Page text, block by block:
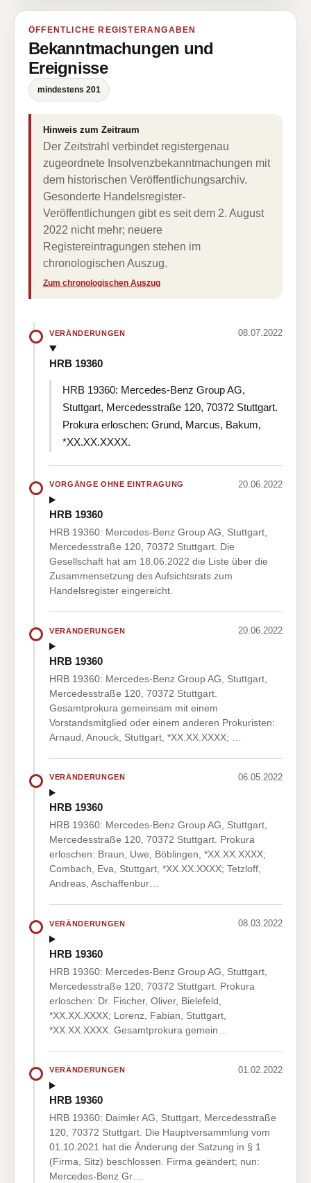
ÖFFENTLICHE REGISTERANGABEN
Bekanntmachungen und
Ereignisse
mindestens 201
Hinweis zum Zeitraum
Der Zeitstrahl verbindet registergenau
zugeordnete Insolvenzbekanntmachungen mit
dem historischen Veröffentlichungsarchiv.
Gesonderte Handelsregister-
Veröffentlichungen gibt es seit dem 2. August
2022 nicht mehr; neuere
Registereintragungen stehen im
chronologischen Auszug.
Zum chronologischen Auszug
VERÄNDERUNGEN 08.07.2022
HRB 19360
HRB 19360: Mercedes-Benz Group AG,
Stuttgart, Mercedesstraße 120, 70372 Stuttgart.
Prokura erloschen: Grund, Marcus, Bakum,
*XX.XX.XXXX.
VORGÄNGE OHNE EINTRAGUNG 20.06.2022
HRB 19360
HRB 19360: Mercedes-Benz Group AG, Stuttgart,
Mercedesstraße 120, 70372 Stuttgart. Die
Gesellschaft hat am 18.06.2022 die Liste über die
Zusammensetzung des Aufsichtsrats zum
Handelsregister eingereicht.
VERÄNDERUNGEN 20.06.2022
HRB 19360
HRB 19360: Mercedes-Benz Group AG, Stuttgart,
Mercedesstraße 120, 70372 Stuttgart.
Gesamtprokura gemeinsam mit einem
Vorstandsmitglied oder einem anderen Prokuristen:
Arnaud, Anouck, Stuttgart, *XX.XX.XXXX; …
VERÄNDERUNGEN 06.05.2022
HRB 19360
HRB 19360: Mercedes-Benz Group AG, Stuttgart,
Mercedesstraße 120, 70372 Stuttgart. Prokura
erloschen: Braun, Uwe, Böblingen, *XX.XX.XXXX;
Combach, Eva, Stuttgart, *XX.XX.XXXX; Tetzloff,
Andreas, Aschaffenbur…
VERÄNDERUNGEN 08.03.2022
HRB 19360
HRB 19360: Mercedes-Benz Group AG, Stuttgart,
Mercedesstraße 120, 70372 Stuttgart. Prokura
erloschen: Dr. Fischer, Oliver, Bielefeld,
*XX.XX.XXXX; Lorenz, Fabian, Stuttgart,
*XX.XX.XXXX. Gesamtprokura gemein…
VERÄNDERUNGEN 01.02.2022
HRB 19360
HRB 19360: Daimler AG, Stuttgart, Mercedesstraße
120, 70372 Stuttgart. Die Hauptversammlung vom
01.10.2021 hat die Änderung der Satzung in § 1
(Firma, Sitz) beschlossen. Firma geändert; nun:
Mercedes-Benz Gr…